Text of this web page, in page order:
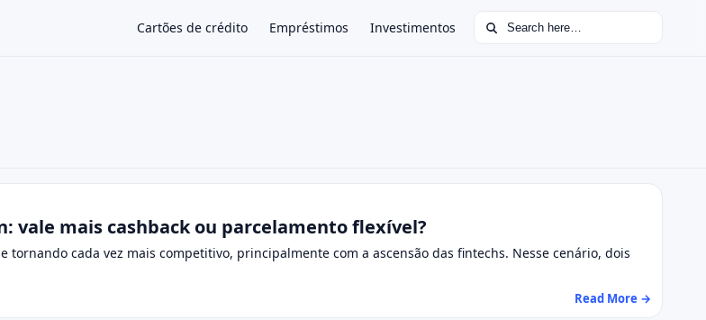
Cartões de crédito Empréstimos Investimentos Search for:
vale mais cashback ou parcelamento flexível?
tornando cada vez mais competitivo, principalmente com a ascensão das fintechs. Nesse cenário, dois
Read More →